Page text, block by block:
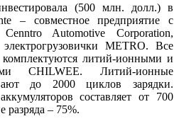
(500 млн. долл.) в
– совместное предприятие с
Automotive Corporation,
METRO. Все
литий-ионными и
CHILWEE. Литий-ионные
до 2000 циклов зарядки.
составляет от 700
разряда – 75%.